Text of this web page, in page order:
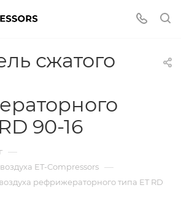
сжатого
90-16
—
ET-Compressors —
рефрижераторного типа ET RD